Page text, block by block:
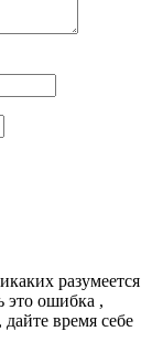
разумеется
это ошибка ,
время себе